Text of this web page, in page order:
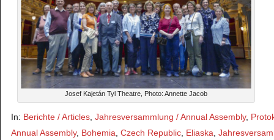
Josef Kajetán Tyl Theatre, Photo: Annette Jacob
In: Berichte / Articles Jahresversammlung / Annual Assembly,
Annual Assembly, Bohemia Czech Republic Eliaska